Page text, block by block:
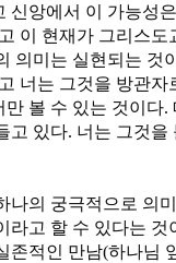
신앙에서 이 가능성
이 현재가 그리스
의미는 실현되는 것
너는 그것을 방관
만 볼 수 있는 것이다
고 있다. 너는 그것을
나의 궁극적으로 의
라고 할 수 있다는
존적인 만남(하나님